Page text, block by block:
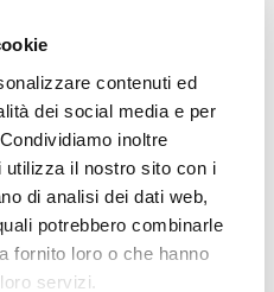
contenuti ed
dei social media e per
inoltre
utilizza il nostro sito con i
di analisi dei dati web,
potrebbero combinarle
fornito loro o che hanno
servizi.
la
può aiutare a
modo più efficace.
discussioni
danneggiare
e consente